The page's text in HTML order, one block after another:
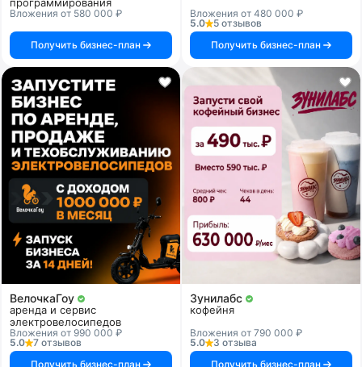
Вложения от 580 000 ₽
Получить бизнес-план
Вложения от 480 000 ₽
5.0
5 отзывов
Получить бизнес-план
ВелочкаГоу
аренда и сервис
электровелосипедов
Вложения от 990 000 ₽
5.0
7 отзывов
Получить бизнес-план
Зунилабс
кофейня
Вложения от 790 000 ₽
5.0
3 отзыва
Получить бизнес-план